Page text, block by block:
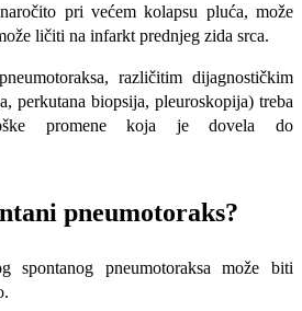
pri ve­ćem kolapsu pluća, može
ličiti na infarkt prednjeg zida srca.
različitim dijagnostičkim
perkutana biopsija, pleuroskopija) treba
promene koja je dovela do
pneumotoraks?
spontanog pneumotoraksa može biti